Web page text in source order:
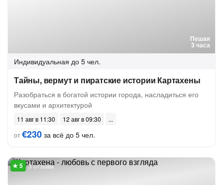
Пешая
3 часа
Индивидуальная до 5 чел.
Тайны, вермут и пиратские истории Картахены
Разобраться в богатой истории города, насладиться его
вкусами и архитектурой
11 авг в 11:30
12 авг в 09:30
от€230 за всё до 5 чел.
3 отзыва